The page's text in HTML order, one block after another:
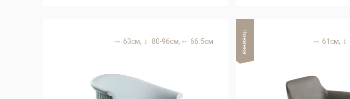
63 см, 80-96 см, 66.5 см Новинка 61 см,